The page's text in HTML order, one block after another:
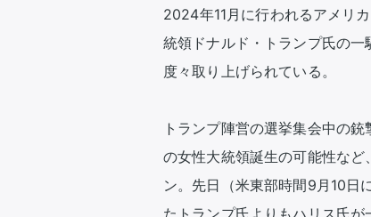
2024年11月に行われるアメリ
統領ドナルド・トランプ氏の
度々取り上げられている。
トランプ陣営の選挙集会中の
の女性大統領誕生の可能性な
ン。先日（米東部時間9月10日
たトランプ氏よりもハリス氏